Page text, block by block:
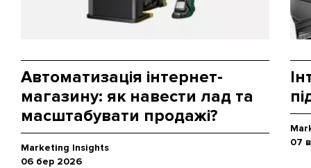
Автоматизація інтернет-
магазину: як навести лад та
масштабувати продажі?
Marketing Insights
06 бер 2026
07